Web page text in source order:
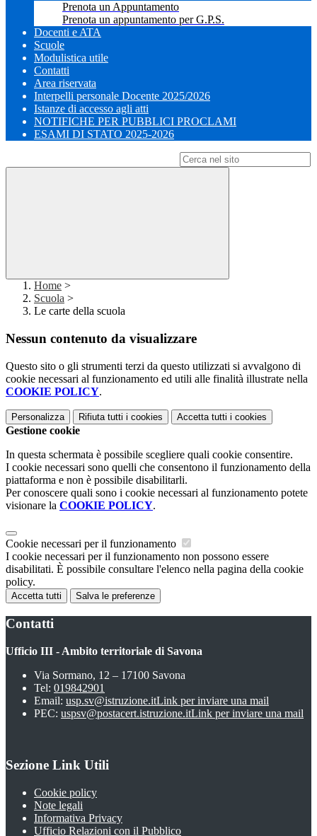
Prenota un Appuntamento
Prenota un appuntamento per G.P.S.
Docenti e ATA
Scuole
Modulistica utile
Contatti
Area riservata
Interpelli personale Docente 2025/2026
Istanze di accesso agli atti
NOTIFICHE PER PUBBLICI PROCLAMI
ESAMI DI STATO 2025-2026
Home >
Scuola >
Le carte della scuola
Nessun contenuto da visualizzare
Questo sito o gli strumenti terzi da questo utilizzati si avvalgono di
cookie necessari al funzionamento ed utili alle finalità illustrate nella
COOKIE POLICY.
Personalizza Rifiuta tutti i cookies Accetta tutti i cookies
Gestione cookie
In questa schermata è possibile scegliere quali cookie consentire.
I cookie necessari sono quelli che consentono il funzionamento della
piattaforma e non è possibile disabilitarli.
Per conoscere quali sono i cookie necessari al funzionamento potete
visionare la COOKIE POLICY.
Cookie necessari per il funzionamento
I cookie necessari per il funzionamento non possono essere
disabilitati. È possibile consultare l'elenco nella pagina della cookie
policy.
Accetta tutti Salva le preferenze
Contatti
Ufficio III - Ambito territoriale di Savona
Via Sormano, 12 – 17100 Savona
Tel: 019842901
Email: usp.sv@istruzione.itLink per inviare una mail
PEC: uspsv@postacert.istruzione.itLink per inviare una mail
Sezione Link Utili
Cookie policy
Note legali
Informativa Privacy
Ufficio Relazioni con il Pubblico